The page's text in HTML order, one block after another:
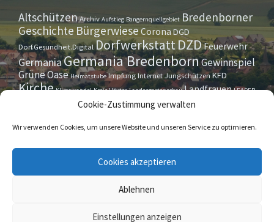
Cookie-Zustimmung verwalten
Wir verwenden Cookies, um unsere Website und unseren Service zu optimieren.
Cookies akzeptieren
Ablehnen
Einstellungen anzeigen
AltschützenArchiv Aufstieg Bangernquellgebiet Bredenborner
Geschichte Bürgerwiese CoronaDGD
Dorf.Gesundheit.DigitalDorfwerkstattDZDFeuerwehr
GermaniaGermania BredenbornGewinnspiel
Grüne Oase Heimatstube ImpfungInternetJungschützenKFD
Kirche Klimawandel Kreis Höxter Landesgartenschau Landfrauen LEADER
Maurer- u. HandwerkervereinOktoberfest
Straßensperrung Tennis Theatergruppe Tipps & Tricks
www.marienmünster.de